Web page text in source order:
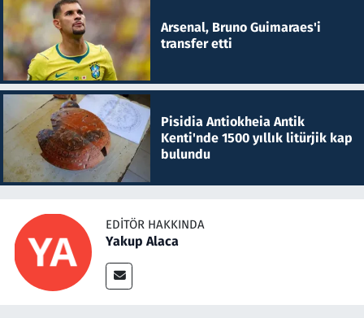
Arsenal, Bruno Guimaraes'i
transfer etti
Pisidia Antiokheia Antik
Kenti'nde 1500 yıllık litürjik kap
bulundu
EDITÖR HAKKINDA
Yakup Alaca